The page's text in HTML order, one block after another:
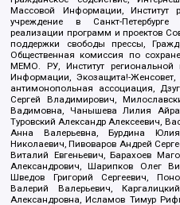
Массовой Информации, Институт
учреждение в Санкт-
реализации программ и проектов
поддержки свободы прессы,
Общественная комиссия по
МЕМО. РУ, Институт региональной
Информации, Экозащита!-Женсовет,
антимонопольная ассоциация,
Сергей Владимирович,
Вадимовна, Чанышева Лилия
Туровский Александр Алексеевич,
Анна Валерьевна, Бурдина
Николаевич, Пивоваров Андрей
Виталий Евгеньевич, Барахоев
Александрович, Шарипков Олег
Шведов Григорий Сергеевич,
Валерий Валерьевич,
Александровна, Исламов Тимур